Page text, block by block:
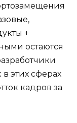
+
остаются
этих сферах
кадров за